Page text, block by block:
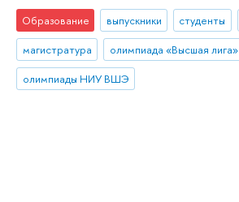
Образование выпускники студенты
магистратура
олимпиада «Высшая лига»
олимпиады НИУ ВШЭ